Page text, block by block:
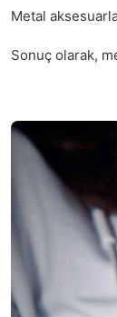
Metal
Sonuç olarak,